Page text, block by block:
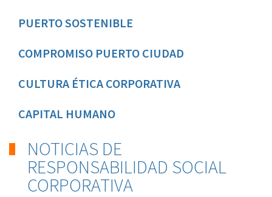
PUERTO SOSTENIBLE
COMPROMISO PUERTO CIUDAD
CULTURA ÉTICA CORPORATIVA
CAPITAL HUMANO
NOTICIAS DE
RESPONSABILIDAD SOCIAL
CORPORATIVA